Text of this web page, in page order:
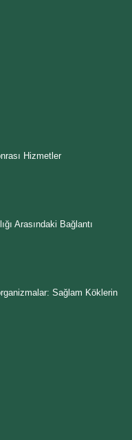
Hizmetler
Arasındaki Bağlantı
Sağlam Köklerin